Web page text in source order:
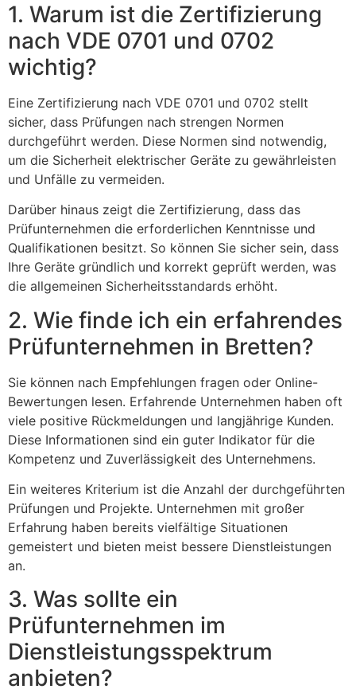
1. Warum ist die Zertifizierung
nach VDE 0701 und 0702
wichtig?
Eine Zertifizierung nach VDE 0701 und 0702 stellt
sicher, dass Prüfungen nach strengen Normen
durchgeführt werden. Diese Normen sind notwendig,
um die Sicherheit elektrischer Geräte zu gewährleisten
und Unfälle zu vermeiden.
Darüber hinaus zeigt die Zertifizierung, dass das
Prüfunternehmen die erforderlichen Kenntnisse und
Qualifikationen besitzt. So können Sie sicher sein, dass
Ihre Geräte gründlich und korrekt geprüft werden, was
die allgemeinen Sicherheitsstandards erhöht.
2. Wie finde ich ein erfahrendes
Prüfunternehmen in Bretten?
Sie können nach Empfehlungen fragen oder Online-
Bewertungen lesen. Erfahrende Unternehmen haben oft
viele positive Rückmeldungen und langjährige Kunden.
Diese Informationen sind ein guter Indikator für die
Kompetenz und Zuverlässigkeit des Unternehmens.
Ein weiteres Kriterium ist die Anzahl der durchgeführten
Prüfungen und Projekte. Unternehmen mit großer
Erfahrung haben bereits vielfältige Situationen
gemeistert und bieten meist bessere Dienstleistungen
an.
3. Was sollte ein
Prüfunternehmen im
Dienstleistungsspektrum
anbieten?